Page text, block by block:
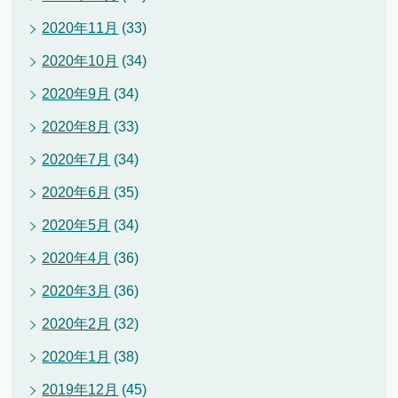
2020年11月 (33)
2020年10月 (34)
2020年9月 (34)
2020年8月 (33)
2020年7月 (34)
2020年6月 (35)
2020年5月 (34)
2020年4月 (36)
2020年3月 (36)
2020年2月 (32)
2020年1月 (38)
2019年12月 (45)